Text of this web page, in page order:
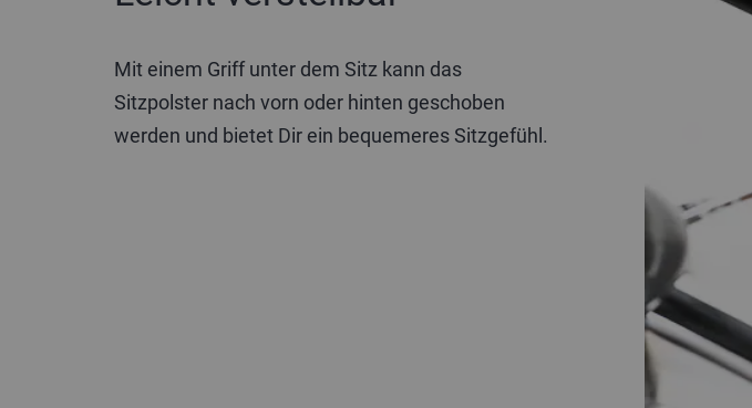
Mit einem Griff unter dem Sitz kann das
Sitzpolster nach vorn oder hinten geschoben
werden und bietet Dir ein bequemeres Sitzgefühl.